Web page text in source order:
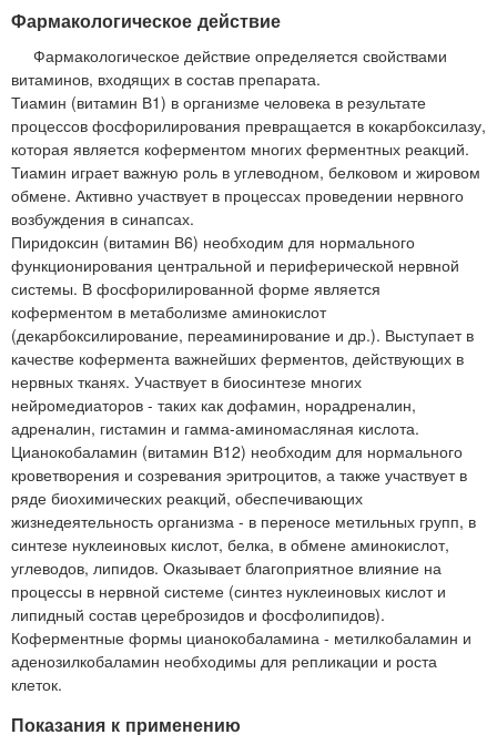
Фармакологическое действие
Фармакологическое действие определяется свойствами
витаминов, входящих в состав препарата.
Тиамин (витамин В1) в организме человека в результате
процессов фосфорилирования превращается в кокарбоксилазу,
которая является коферментом многих ферментных реакций.
Тиамин играет важную роль в углеводном, белковом и жировом
обмене. Активно участвует в процессах проведении нервного
возбуждения в синапсах.
Пиридоксин (витамин В6) необходим для нормального
функционирования центральной и периферической нервной
системы. В фосфорилированной форме является
коферментом в метаболизме аминокислот
(декарбоксилирование, переаминирование и др.). Выступает в
качестве кофермента важнейших ферментов, действующих в
нервных тканях. Участвует в биосинтезе многих
нейромедиаторов - таких как дофамин, норадреналин,
адреналин, гистамин и гамма-аминомасляная кислота.
Цианокобаламин (витамин В12) необходим для нормального
кроветворения и созревания эритроцитов, а также участвует в
ряде биохимических реакций, обеспечивающих
жизнедеятельность организма - в переносе метильных групп, в
синтезе нуклеиновых кислот, белка, в обмене аминокислот,
углеводов, липидов. Оказывает благоприятное влияние на
процессы в нервной системе (синтез нуклеиновых кислот и
липидный состав цереброзидов и фосфолипидов).
Коферментные формы цианокобаламина - метилкобаламин и
аденозилкобаламин необходимы для репликации и роста
клеток.
Показания к применению